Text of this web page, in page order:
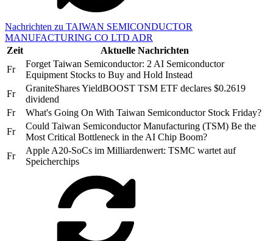
Nachrichten zu TAIWAN SEMICONDUCTOR
MANUFACTURING CO LTD ADR
Zeit
Aktuelle Nachrichten
Fr
Forget Taiwan Semiconductor: 2 AI Semiconductor
Equipment Stocks to Buy and Hold Instead
Fr
GraniteShares YieldBOOST TSM ETF declares $0.2619
dividend
Fr
What's Going On With Taiwan Semiconductor Stock Friday?
Fr
Could Taiwan Semiconductor Manufacturing (TSM) Be the
Most Critical Bottleneck in the AI Chip Boom?
Fr
Apple A20-SoCs im Milliardenwert: TSMC wartet auf
Speicherchips